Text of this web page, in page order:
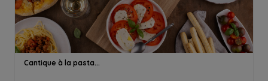
Cantique à la pasta...